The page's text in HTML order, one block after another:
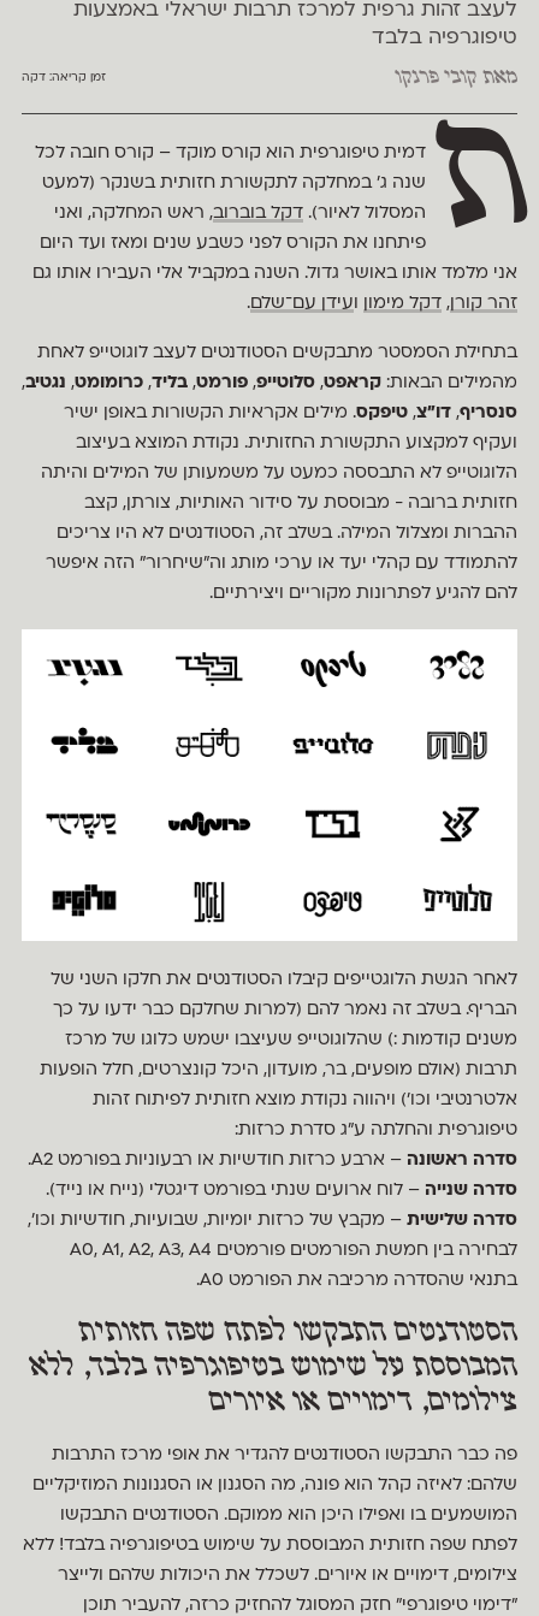
לעצב זהות גרפית למרכז תרבות ישראלי באמצעות
טיפוגרפיה בלבד
מאת קובי פרנקו זמן קריאה:דקה
ת
דמית טיפוגרפית הוא קורס מוקד – קורס חובה לכל
שנה ג׳ במחלקה לתקשורת חזותית בשנקר (למעט
המסלול לאיור). דקל בוברוב, ראש המחלקה, ואני
פיתחנו את הקורס לפני כשבע שנים ומאז ועד היום
אני מלמד אותו באושר גדול. השנה במקביל אלי העבירו אותו גם
זהר קורן , דקל מימון עידן עם־שלם.
בתחילת הסמסטר מתבקשים הסטודנטים לעצב לוגוטייפ לאחת
מהמילים הבאות: קראפט, סלוטייפ, פורמט, בליד, כרומומט, נגטיב,
סנסריף, דו״צ, טיפקס. מילים אקראיות הקשורות באופן ישיר
ועקיף למקצוע התקשורת החזותית. נקודת המוצא בעיצוב
הלוגוטייפ לא התבססה כמעט על משמעותן של המילים והיתה
חזותית ברובה - מבוססת על סידור האותיות, צורתן, קצב
ההברות ומצלול המילה. בשלב זה, הסטודנטים לא היו צריכים
להתמודד עם קהלי יעד או ערכי מותג וה״שיחרור״ הזה איפשר
להם להגיע לפתרונות מקוריים ויצירתיים.
לאחר הגשת הלוגטייפים קיבלו הסטודנטים את חלקו השני של
הבריף. בשלב זה נאמר להם (למרות שחלקם כבר ידעו על כך
משנים קודמות :) שהלוגוטייפ שעיצבו ישמש כלוגו של מרכז
תרבות (אולם מופעים, בר, מועדון, היכל קונצרטים, חלל הופעות
אלטרנטיבי וכו׳) ויהווה נקודת מוצא חזותית לפיתוח זהות
טיפוגרפית והחלתה ע״ג סדרת כרזות:
סדרה ראשונה – ארבע כרזות חודשיות או רבעוניות בפורמט A2.
סדרה שנייה – לוח ארועים שנתי בפורמט דיגטלי (נייח או נייד).
סדרה שלישית– מקבץ של כרזות יומיות, שבועיות, חודשיות וכו׳,
לבחירה בין חמשת הפורמטים פורמטים A0, A1, A2, A3, A4
בתנאי שהסדרה מרכיבה את הפורמט A0.
הסטודנטים התבקשו לפתח שפה חזותית
המבוססת על שימוש בטיפוגרפיה בלבד, ללא
צילומים, דימויים או איורים
פה כבר התבקשו הסטודנטים להגדיר את אופי מרכז התרבות
שלהם: לאיזה קהל הוא פונה, מה הסגנון או הסגנונות המוזיקליים
המושמעים בו ואפילו היכן הוא ממוקם. הסטודנטים התבקשו
לפתח שפה חזותית המבוססת על שימוש בטיפוגרפיה בלבד! ללא
צילומים, דימויים או איורים. לשכלל את היכולות שלהם ולייצר
״דימוי טיפוגרפי״ חזק המסוגל להחזיק כרזה, להעביר תוכן